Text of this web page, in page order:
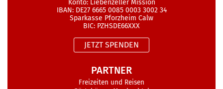
Konto: Liebenzeller Mission
IBAN: DE27 6665 0085 0003 3002 34
Sparkasse Pforzheim Calw
BIC: PZHSDE66XXX
JETZT SPENDEN
PARTNER
Freizeiten und Reisen